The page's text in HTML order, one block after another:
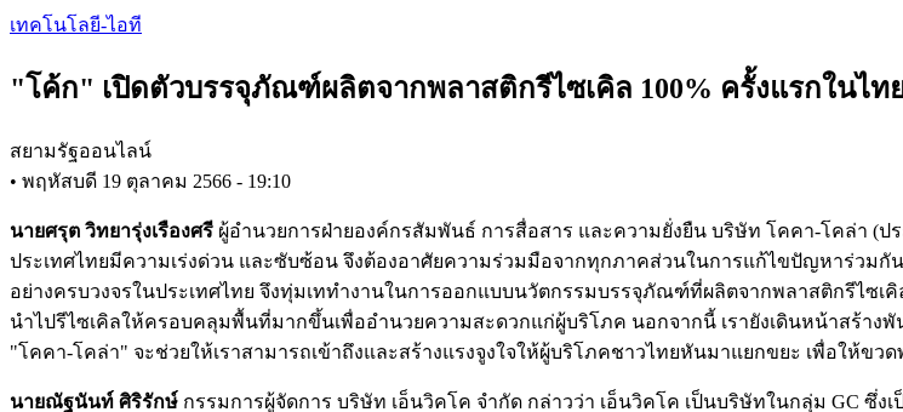
Skip
content
เทคโนโลยี-ไอที
"โค้ก" เปิดตัวบรรจุภัณฑ์ผลิตจากพลาสติกรีไซเคิล 100% ครั้งแรกในไท
สยามรัฐออนไลน์
• พฤหัสบดี 19 ตุลาคม 2566 - 19:10
นายศรุต วิทยารุ่งเรืองศรี ผู้อำนวยการฝ่ายองค์กรสัมพันธ์ การสื่อสาร และความยั่งยืน บริษัท โคคา-โคล่า (
ประเทศไทยมีความเร่งด่วน และซับซ้อน จึงต้องอาศัยความร่วมมือจากทุกภาคส่วนในการแก้ไขปัญหาร่วม
อย่างครบวงจรในประเทศไทย จึงทุ่มเททำงานในการออกแบบนวัตกรรมบรรจุภัณฑ์ที่ผลิตจากพลาสติกรีไซ
นำไปรีไซเคิลให้ครอบคลุมพื้นที่มากขึ้นเพื่ออำนวยความสะดวกแก่ผู้บริโภค นอกจากนี้ เรายังเดินหน้าสร้า
"โคคา-โคล่า" จะช่วยให้เราสามารถเข้าถึงและสร้างแรงจูงใจให้ผู้บริโภคชาวไทยหันมาแยกขยะ เพื่อให้ขว
นายณัฐนันท์ ศิริรักษ์ กรรมการผู้จัดการ บริษัท เอ็นวิคโค จำกัด กล่าวว่า เอ็นวิคโค เป็นบริษัทในกลุ่ม GC